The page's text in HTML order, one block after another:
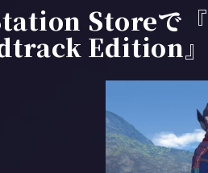
Storeで
Edition』